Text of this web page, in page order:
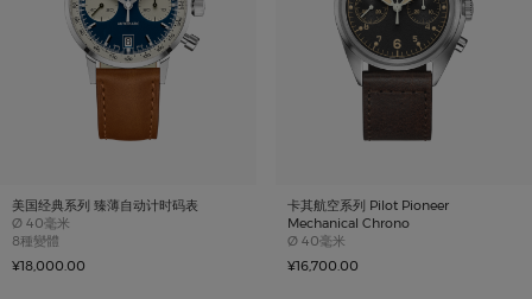
美国经典系列 臻薄自动计时码表
Ø Case size
40毫米
8種變體
¥18,000.00
卡其航空系列 Pilot Pioneer
Mechanical Chrono
Ø Case size
40毫米
¥16,700.00